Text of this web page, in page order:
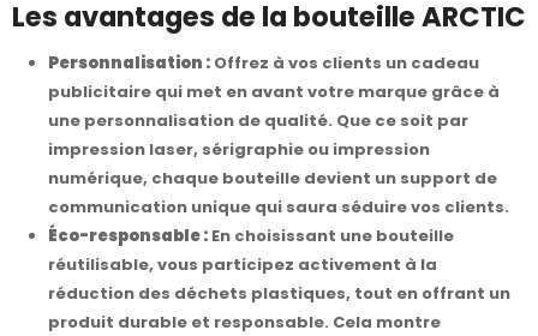
Les avantages de la bouteille ARCTIC
Personnalisation : Offrez à vos clients un cadeau
publicitaire qui met en avant votre marque grâce à
une personnalisation de qualité. Que ce soit par
impression laser, sérigraphie ou impression
numérique, chaque bouteille devient un support de
communication unique qui saura séduire vos clients.
Éco-responsable : En choisissant une bouteille
réutilisable, vous participez activement à la
réduction des déchets plastiques, tout en offrant un
produit durable et responsable. Cela montre